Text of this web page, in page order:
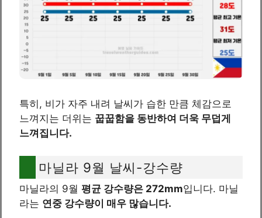
특히, 비가 자주 내려 날씨가 습한 만큼 체감으로
느껴지는 더위는 꿉꿉함을 동반하여 더욱 무덥게
느껴집니다.
마닐라 9월 날씨-강수량
마닐라의 9월 평균 강수량은 272mm입니다. 마닐
라는 연중 강수량이 매우 많습니다.